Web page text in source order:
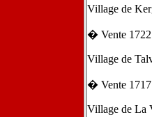
Village de
� Vente
Village de
� Vente
Village de La